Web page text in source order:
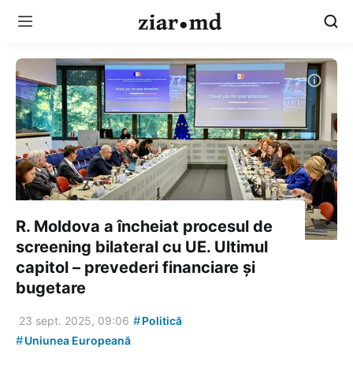
R. Moldova a încheiat procesul de
screening bilateral cu UE. Ultimul
capitol – prevederi financiare și
bugetare
23 sept. 2025, 09:06 #Politică
#Uniunea Europeană